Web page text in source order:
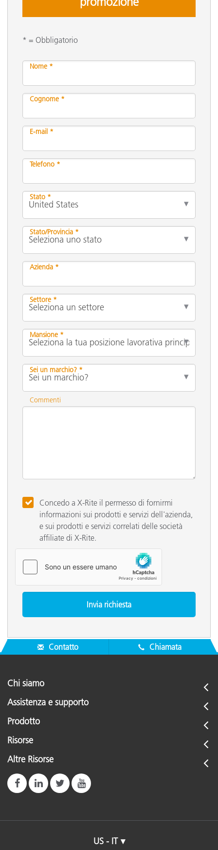
* = Obbligatorio
Nome *
Cognome *
E-mail *
Telefono *
Stato *
Stato/Provincia *
Azienda *
Settore *
Mansione *
Sei un marchio? *
Commenti
Concedo a X-Rite il permesso di fornirmi
informazioni sui prodotti e servizi dell'azienda,
e sui prodotti e servizi correlati delle società
affiliate di X-Rite.
Contatto Chiamata
Chi siamo
Assistenza e supporto
Prodotto
Risorse
Altre Risorse
US - IT